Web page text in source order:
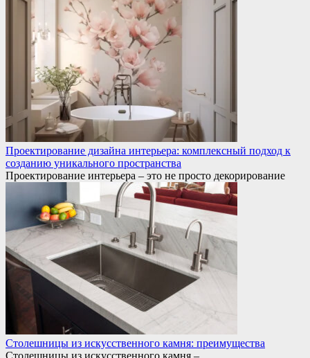
Проектирование дизайна интерьера: комплексный подход к
созданию уникального пространства
Проектирование интерьера – это не просто декорирование
Столешницы из искусственного камня: преимущества